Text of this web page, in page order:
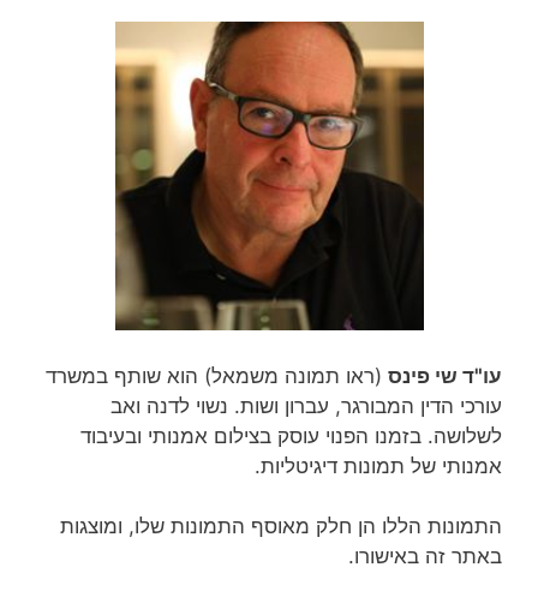
עו"ד שי פינס (ראו תמונה משמאל) הוא שותף במשרד
עורכי הדין המבורגר, עברון ושות. נשוי לדנה ואב
לשלושה. בזמנו הפנוי עוסק בצילום אמנותי ובעיבוד
אמנותי של תמונות דיגיטליות.
התמונות הללו הן חלק מאוסף התמונות שלו, ומוצגות
באתר זה באישורו.